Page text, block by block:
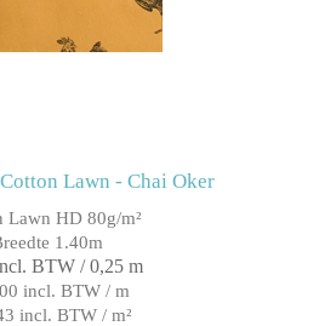
Lawn - Chai Oker
Lawn HD 80g/m²
1.40m
BTW / 0,25 m
incl. BTW / m
incl. BTW / m²